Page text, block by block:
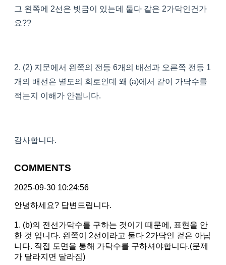
그 왼쪽에 2선은 빗금이 있는데 둘다 같은 2가닥인건가
요??
2. (2) 지문에서 왼쪽의 전등 6개의 배선과 오른쪽 전등 1
개의 배선은 별도의 회로인데 왜 (a)에서 같이 가닥수를
적는지 이해가 안됩니다.
감사합니다.
COMMENTS
2025-09-30 10:24:56
안녕하세요? 답변드립니다.
1. (b)의 전선가닥수를 구하는 것이기 때문에, 표현을 안
한 것 입니다. 왼쪽이 2선이라고 둘다 2가닥인 겉은 아닙
니다. 직접 도면을 통해 가닥수를 구하셔야합니다.(문제
가 달라지면 달라짐)